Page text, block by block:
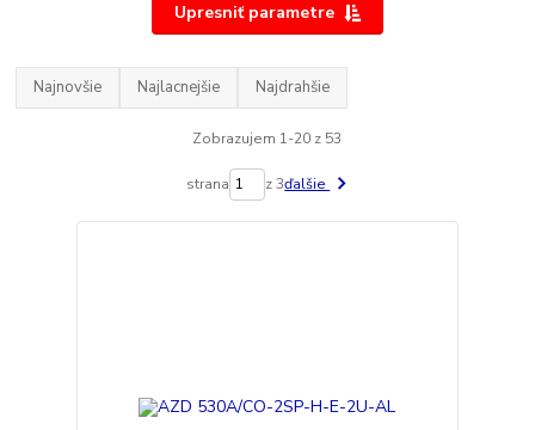
Upresniť parametre
Najnovšie Najlacnejšie Najdrahšie
Zobrazujem 1-20 z 53
strana z 3ďalšie